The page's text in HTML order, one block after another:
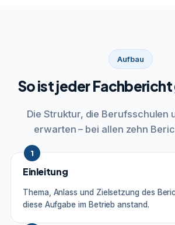
Aufbau
So ist jeder
Die Struktur, die Berufsschulen
erwarten – bei allen zehn
1
Einleitung
Thema, Anlass und Zielsetzung des
diese Aufgabe im Betrieb anstand.